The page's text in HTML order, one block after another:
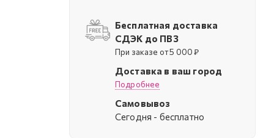
Бесплатная доставка
СДЭК до ПВЗ
При заказе от 5 000 ₽
Доставка в ваш город
Подробнее
Самовывоз
Cегодня - бесплатно